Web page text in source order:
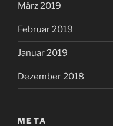
März 2019
Februar 2019
Januar 2019
Dezember 2018
META